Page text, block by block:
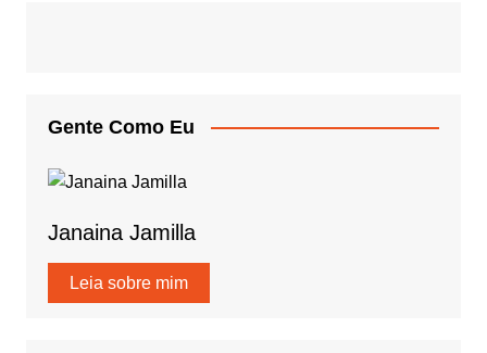
Gente Como Eu
Janaina Jamilla
Leia sobre mim